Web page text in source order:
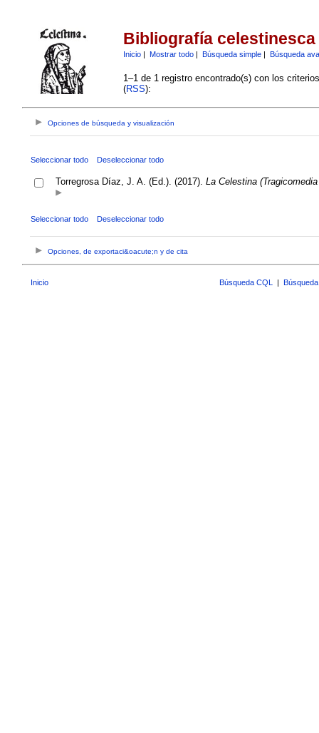
Bibliografía celestinesca
Inicio| Mostrar todo| Búsqueda simple| Búsqueda
1–1 de 1 registro encontrado(s) con los
(RSS):
Opciones de búsqueda y visualización
Seleccionar todo Deseleccionar todo
Torregrosa Díaz, J. A. (Ed.). (2017). La Celestina
Seleccionar todo Deseleccionar todo
Opciones, de exportaci&oacute;n y de cita
Inicio Búsqueda CQL |